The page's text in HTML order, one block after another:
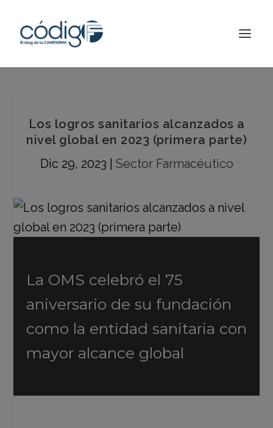
Los logros sanitarios alcanzados a
nivel global en 2023 (primera parte)
Dic 29, 2023
Sector Farmacéutico
La OMS celebró el 75
aniversario de su fundación
como la entidad sanitaria con
mayor alcance global